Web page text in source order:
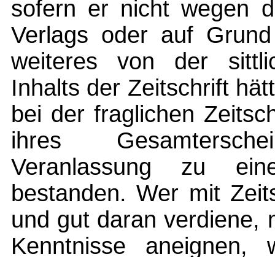
sofern er nicht wegen
Verlags oder auf
weiteres von der
Inhalts der Zeitschrift
bei der fraglichen
ihres
Veranlassung zu
bestanden. Wer mit
und gut daran verdiene,
Kenntnisse